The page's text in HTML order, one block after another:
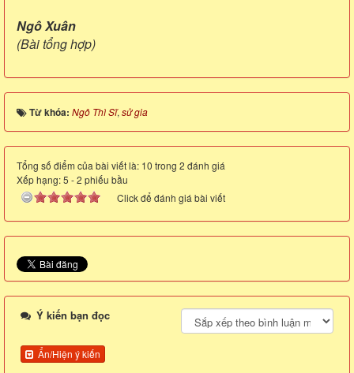
Ngô Xuân
(Bài tổng hợp)
Từ khóa: Ngô Thì Sĩ, sử gia
Tổng số điểm của bài viết là: 10 trong 2 đánh giá
Xếp hạng:5 -2 phiếu bầu
Click để đánh giá bài viết
Ý kiến bạn đọc
Ẩn/Hiện ý kiến